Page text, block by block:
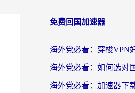
免费回国加速器